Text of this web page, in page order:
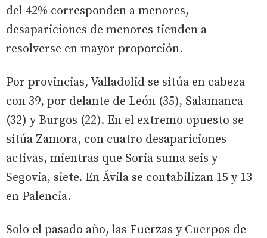
del 42% corresponden a menores,
desapariciones de menores tienden a
resolverse en mayor proporción.
Por provincias, Valladolid se sitúa en cabeza
con 39, por delante de León (35), Salamanca
(32) y Burgos (22). En el extremo opuesto se
sitúa Zamora, con cuatro desapariciones
activas, mientras que Soria suma seis y
Segovia, siete. En Ávila se contabilizan 15 y 13
en Palencia.
Solo el pasado año, las Fuerzas y Cuerpos de